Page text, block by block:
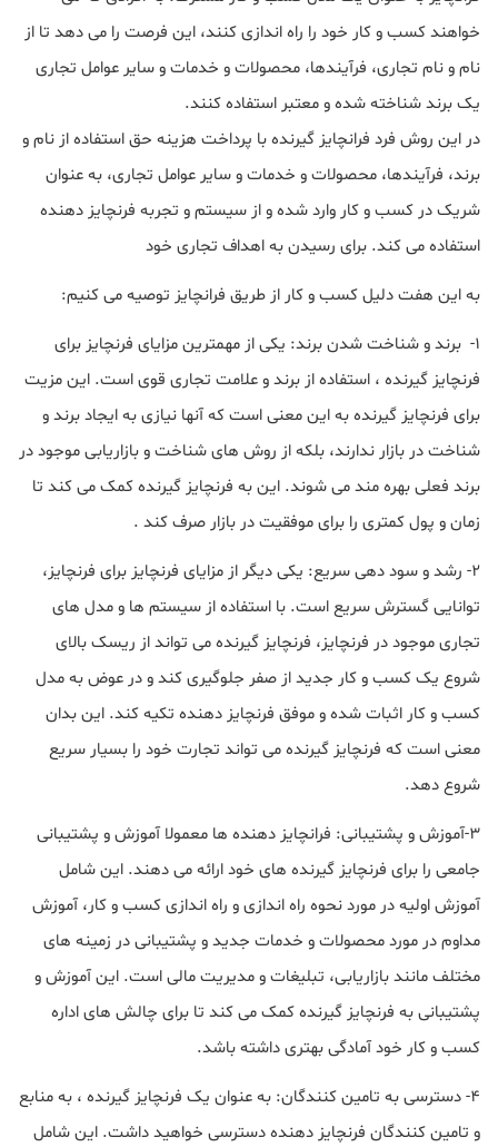
خواهند کسب و کار خود را راه اندازی کنند، این فرصت را می دهد تا از
نام و نام تجاری، فرآیندها، محصولات و خدمات و سایر عوامل تجاری
یک برند شناخته شده و معتبر استفاده کنند.
در این روش فرد فرانچایز گیرنده با پرداخت هزینه حق استفاده از نام و
برند، فرآیندها، محصولات و خدمات و سایر عوامل تجاری، به عنوان
شریک در کسب و کار وارد شده و از سیستم و تجربه فرنچایز دهنده
استفاده می کند. برای رسیدن به اهداف تجاری خود
به این هفت دلیل کسب و کار از طریق فرانچایز توصیه می کنیم:
1- برند و شناخت شدن برند: یکی از مهمترین مزایای فرنچایز برای
فرنچایز گیرنده ، استفاده از برند و علامت تجاری قوی است. این مزیت
برای فرنچایز گیرنده به این معنی است که آنها نیازی به ایجاد برند و
شناخت در بازار ندارند، بلکه از روش های شناخت و بازاریابی موجود در
برند فعلی بهره مند می شوند. این به فرنچایز گیرنده کمک می کند تا
زمان و پول کمتری را برای موفقیت در بازار صرف کند .
2- رشد و سود دهی سریع: یکی دیگر از مزایای فرنچایز برای فرنچایز،
توانایی گسترش سریع است. با استفاده از سیستم ها و مدل های
تجاری موجود در فرنچایز، فرنچایز گیرنده می تواند از ریسک بالای
شروع یک کسب و کار جدید از صفر جلوگیری کند و در عوض به مدل
کسب و کار اثبات شده و موفق فرنچایز دهنده تکیه کند. این بدان
معنی است که فرنچایز گیرنده می تواند تجارت خود را بسیار سریع
شروع دهد.
3-آموزش و پشتیبانی: فرانچایز دهنده ها معمولا آموزش و پشتیبانی
جامعی را برای فرنچایز گیرنده های خود ارائه می دهند. این شامل
آموزش اولیه در مورد نحوه راه اندازی و راه اندازی کسب و کار، آموزش
مداوم در مورد محصولات و خدمات جدید و پشتیبانی در زمینه های
مختلف مانند بازاریابی، تبلیغات و مدیریت مالی است. این آموزش و
پشتیبانی به فرنچایز گیرنده کمک می کند تا برای چالش های اداره
کسب و کار خود آمادگی بهتری داشته باشد.
4- دسترسی به تامین کنندگان: به عنوان یک فرنچایز گیرنده ، به منابع
و تامین کنندگان فرنچایز دهنده دسترسی خواهید داشت. این شامل